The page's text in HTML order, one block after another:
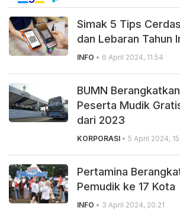
Simak 5 Tips
dan Lebaran Tahun
INFO • 6 April 2024, 11.54
BUMN
Peserta Mudik
dari 2023
KORPORASI • 5 April 2024,
Pertamina
Pemudik ke 17 Kota
INFO • 3 April 2024, 20.21